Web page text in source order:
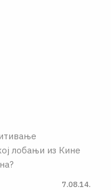
лобањи из Кине
7.08.14.